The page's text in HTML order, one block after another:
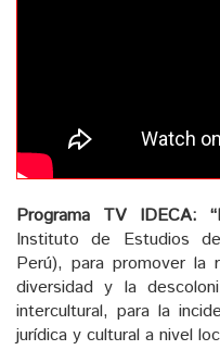
Programa TV IDECA:
Instituto de Estudios
Perú), para promover la
diversidad y la
intercultural, para la
jurídica y cultural a nivel